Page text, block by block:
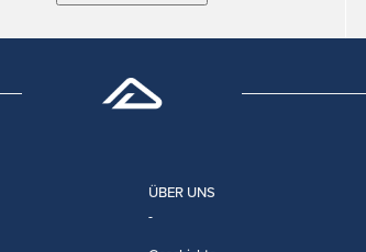
ÜBER UNS